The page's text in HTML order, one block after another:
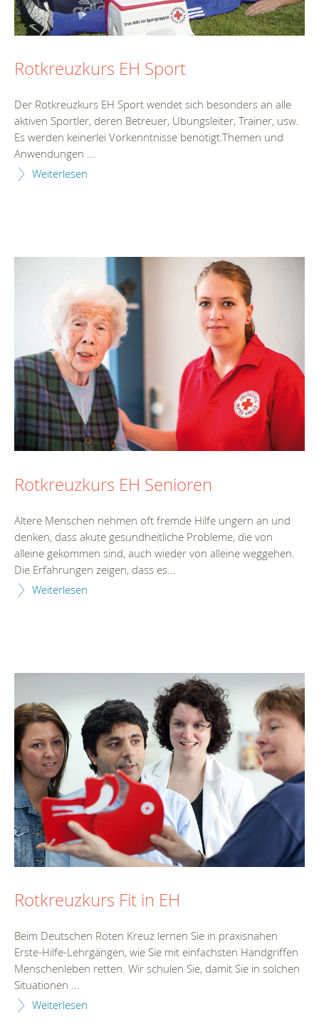
Rotkreuzkurs EH Sport
Der Rotkreuzkurs EH Sport wendet sich besonders an alle
aktiven Sportler, deren Betreuer, Übungsleiter, Trainer, usw.
Es werden keinerlei Vorkenntnisse benötigt.Themen und
Anwendungen ...
Weiterlesen
Rotkreuzkurs EH Senioren
Ältere Menschen nehmen oft fremde Hilfe ungern an und
denken, dass akute gesundheitliche Probleme, die von
alleine gekommen sind, auch wieder von alleine weggehen.
Die Erfahrungen zeigen, dass es...
Weiterlesen
Rotkreuzkurs Fit in EH
Beim Deutschen Roten Kreuz lernen Sie in praxisnahen
Erste-Hilfe-Lehrgängen, wie Sie mit einfachsten Handgriffen
Menschenleben retten. Wir schulen Sie, damit Sie in solchen
Situationen ...
Weiterlesen